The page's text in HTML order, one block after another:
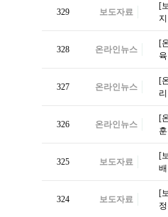
329 보도자료
[
328 온라인뉴스
[
327 온라인뉴스
[
326 온라인뉴스
[
325 보도자료
[
324 보도자료
[